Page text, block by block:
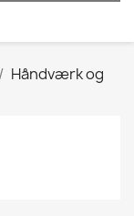
Håndværk og